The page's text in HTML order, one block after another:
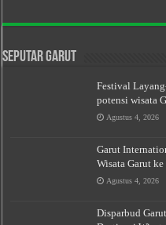
Seputar Garut
Festival
potensi wisata
Agustus 4, 2026
Garut
Wisata Garut
Agustus 4, 2026
Disparbud